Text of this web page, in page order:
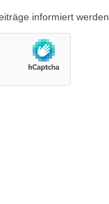
informiert werden.